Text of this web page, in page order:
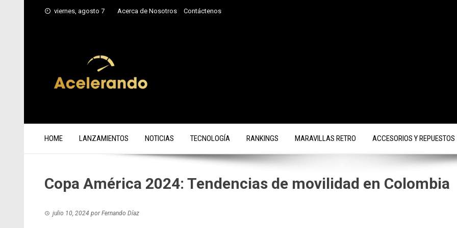
viernes, agosto 7 Acerca de Nosotros Contáctenos
HOME LANZAMIENTOS NOTICIAS TECNOLOGÍA RANKINGS MARAVILLAS RETRO ACCESORIOS Y REPUESTOS
Copa América 2024: Tendencias de movilidad en Colombia
julio 10, 2024 porFernando Díaz